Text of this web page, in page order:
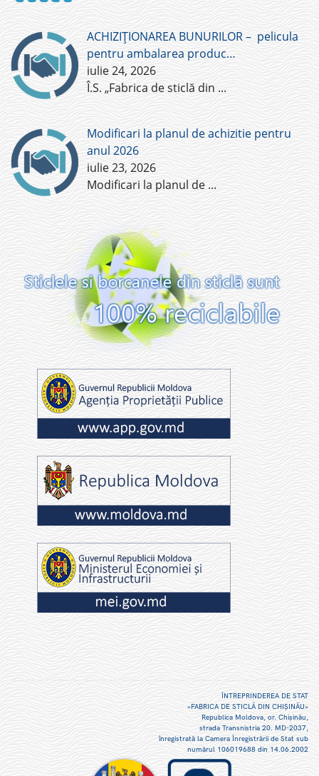
ACHIZIȚIONAREA BUNURILOR – pelicula
pentru ambalarea produc…
iulie 24, 2026
Î.S. „Fabrica de sticlă din ...
Modificari la planul de achizitie pentru
anul 2026
iulie 23, 2026
Modificari la planul de ...
ÎNTREPRINDEREA DE STAT
«FABRICA DE STICLĂ DIN CHIŞINĂU»
Republica Moldova, or. Chişinău,
strada Transnistria 20. MD-2037,
înregistrată la Camera Înregistrării de Stat sub
numărul 106019688 din 14.06.2002